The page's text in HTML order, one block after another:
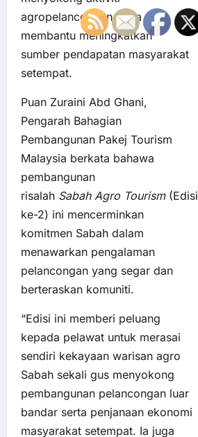
agropelancongan serta
membantu meningkatkan
sumber pendapatan masyarakat
setempat.
Puan Zuraini Abd Ghani,
Pengarah Bahagian
Pembangunan Pakej Tourism
Malaysia berkata bahawa
pembangunan
risalah Sabah Agro Tourism(Edisi
ke-2) ini mencerminkan
komitmen Sabah dalam
menawarkan pengalaman
pelancongan yang segar dan
berteraskan komuniti.
“Edisi ini memberi peluang
kepada pelawat untuk merasai
sendiri kekayaan warisan agro
Sabah sekali gus menyokong
pembangunan pelancongan luar
bandar serta penjanaan ekonomi
masyarakat setempat. Ia juga